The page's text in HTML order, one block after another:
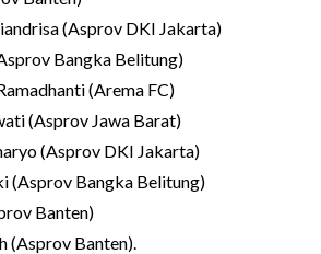
(Asprov DKI Jakarta)
Bangka Belitung)
(Arema FC)
(Asprov Jawa Barat)
(Asprov DKI Jakarta)
(Asprov Bangka Belitung)
Banten)
(Asprov Banten).